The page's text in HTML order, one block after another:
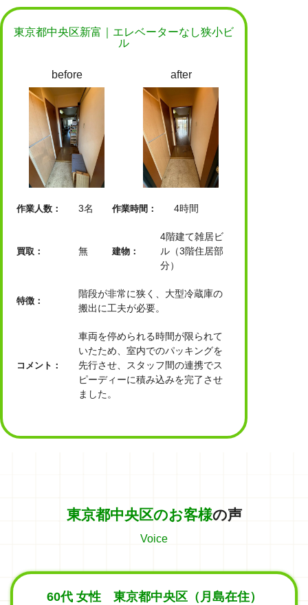
東京都中央区新富｜エレベーターなし狭小ビ
ル
before after
作業人数： 3名 作業時間： 4時間
買取： 無 建物：
4階建て雑居ビ
ル（3階住居部
分）
特徴：
階段が非常に狭く、大型冷蔵庫の
搬出に工夫が必要。
コメント：
車両を停められる時間が限られて
いたため、室内でのパッキングを
先行させ、スタッフ間の連携でス
ピーディーに積み込みを完了させ
ました。
東京都中央区のお客様の声
Voice
60代 女性 東京都中央区（月島在住）